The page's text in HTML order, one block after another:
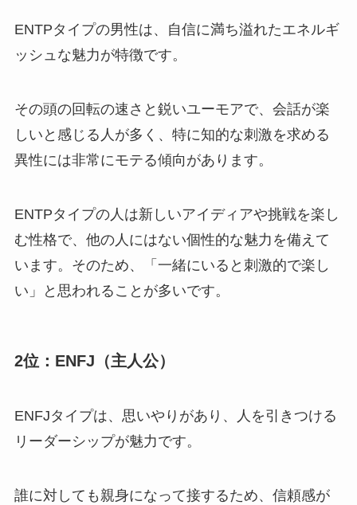
ENTPタイプの男性は、自信に満ち溢れたエネルギ
ッシュな魅力が特徴です。
その頭の回転の速さと鋭いユーモアで、会話が楽
しいと感じる人が多く、特に知的な刺激を求める
異性には非常にモテる傾向があります。
ENTPタイプの人は新しいアイディアや挑戦を楽し
む性格で、他の人にはない個性的な魅力を備えて
います。そのため、「一緒にいると刺激的で楽し
い」と思われることが多いです。
2位：ENFJ（主人公）
ENFJタイプは、思いやりがあり、人を引きつける
リーダーシップが魅力です。
誰に対しても親身になって接するため、信頼感が